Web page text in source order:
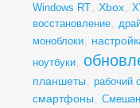
Windows RT, Xbox,
восстановление,
моноблоки,
ноутбуки,
планшеты , рабочий
смартфоны ,